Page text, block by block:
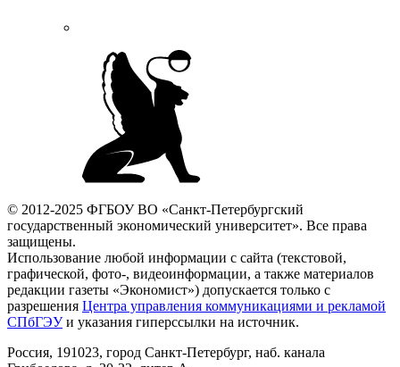
© 2012-2025 ФГБОУ ВО «Санкт-Петербургский
государственный экономический университет». Все права
защищены.
Использование любой информации с сайта (текстовой,
графической, фото-, видеоинформации, а также материалов
редакции газеты «Экономист») допускается только с
разрешения Центра управления коммуникациями и рекламой
СПбГЭУи указания гиперссылки на источник.
Россия, 191023, город Санкт-Петербург, наб. канала